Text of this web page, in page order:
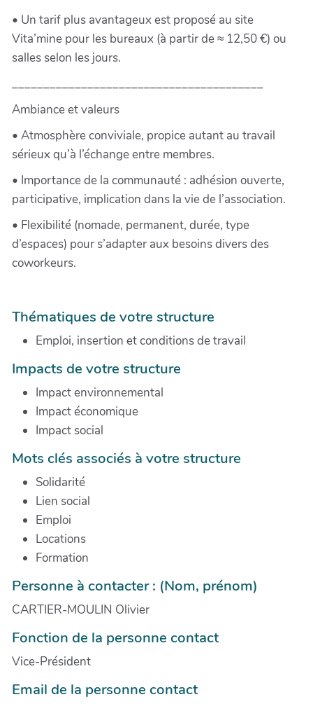
• Un tarif plus avantageux est proposé au site
Vita’mine pour les bureaux (à partir de ≈ 12,50 €) ou
salles selon les jours.
Ambiance et valeurs
• Atmosphère conviviale, propice autant au travail
sérieux qu’à l’échange entre membres.
• Importance de la communauté : adhésion ouverte,
participative, implication dans la vie de l’association.
• Flexibilité (nomade, permanent, durée, type
d’espaces) pour s’adapter aux besoins divers des
coworkeurs.
Thématiques de votre structure
Emploi, insertion et conditions de travail
Impacts de votre structure
Impact environnemental
Impact économique
Impact social
Mots clés associés à votre structure
Solidarité
Lien social
Emploi
Locations
Formation
Personne à contacter : (Nom, prénom)
CARTIER-MOULIN Olivier
Fonction de la personne contact
Vice-Président
Email de la personne contact